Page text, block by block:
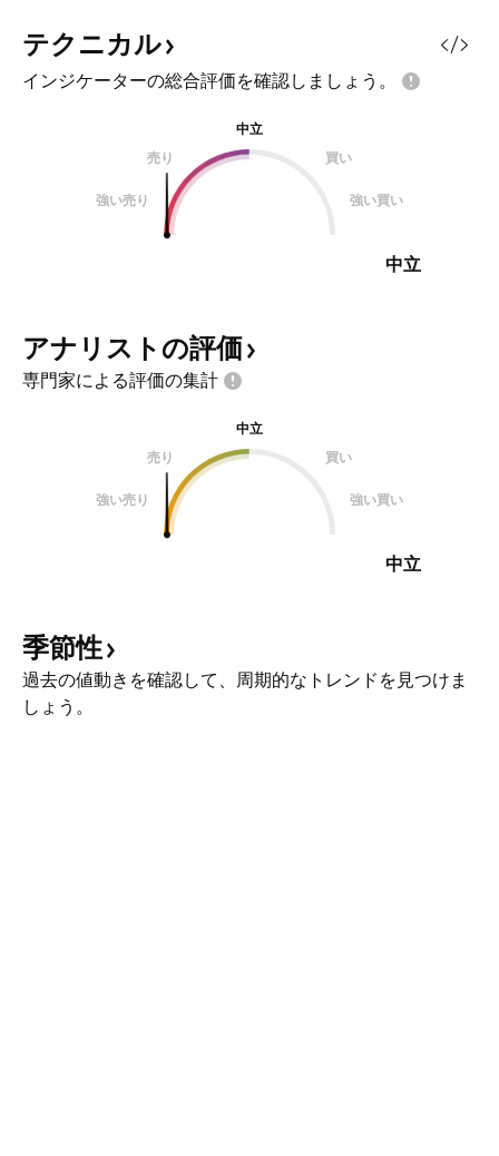
テクニカル
インジケーターの総合評価を確認しましょう。
中立
売り
買い
強い売り 強い買い
中立
アナリストの評価
専門家による評価の集計
中立
売り
買い
強い売り 強い買い
中立
季節性
過去の値動きを確認して、周期的なトレンドを見つけま
しょう。